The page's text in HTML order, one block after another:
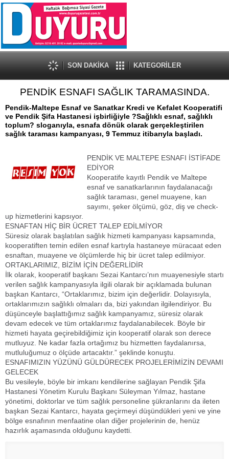
SON DAKİKA KATEGORİLER
PENDİK ESNAFI SAĞLIK TARAMASINDA.
Pendik-Maltepe Esnaf ve Sanatkar Kredi ve Kefalet Kooperatifi
ve Pendik Şifa Hastanesi işbirliğiyle ?Sağlıklı esnaf, sağlıklı
toplum? sloganıyla, esnafa dönük olarak gerçekleştirilen
sağlık taraması kampanyası, 9 Temmuz itibarıyla başladı.
PENDİK VE MALTEPE ESNAFI İSTİFADE
EDİYOR
Kooperatife kayıtlı Pendik ve Maltepe
esnaf ve sanatkarlarının faydalanacağı
sağlık taraması, genel muayene, kan
sayımı, şeker ölçümü, göz, diş ve check-
up hizmetlerini kapsıyor.
ESNAFTAN HİÇ BİR ÜCRET TALEP EDİLMİYOR
Süresiz olarak başlatılan sağlık hizmeti kampanyası kapsamında,
kooperatiften temin edilen esnaf kartıyla hastaneye müracaat eden
esnaftan, muayene ve ölçümlerde hiç bir ücret talep edilmiyor.
ORTAKLARIMIZ, BİZİM İÇİN DEĞERLİDİR
İlk olarak, kooperatif başkanı Sezai Kantarcı’nın muayenesiyle startı
verilen sağlık kampanyasıyla ilgili olarak bir açıklamada bulunan
başkan Kantarcı, “Ortaklarımız, bizim için değerlidir. Dolayısıyla,
ortaklarımızın sağlıklı olmaları da, bizi yakından ilgilendiriyor. Bu
düşünceyle başlattığımız sağlık kampanyamız, süresiz olarak
devam edecek ve tüm ortaklarımız faydalanabilecek. Böyle bir
hizmeti hayata geçirebildiğimiz için kooperatif olarak son derece
mutluyuz. Ne kadar fazla ortağımız bu hizmetten faydalanırsa,
mutluluğumuz o ölçüde artacaktır.” şeklinde konuştu.
ESNAFIMIZIN YÜZÜNÜ GÜLDÜRECEK PROJELERİMİZİN DEVAMI
GELECEK
Bu vesileyle, böyle bir imkanı kendilerine sağlayan Pendik Şifa
Hastanesi Yönetim Kurulu Başkanı Süleyman Yılmaz, hastane
yönetimi, doktorlar ve tüm sağlık personeline şükranlarını da ileten
başkan Sezai Kantarcı, hayata geçirmeyi düşündükleri yeni ve yine
bölge esnafının menfaatine olan diğer projelerinin de, henüz
hazırlık aşamasında olduğunu kaydetti.